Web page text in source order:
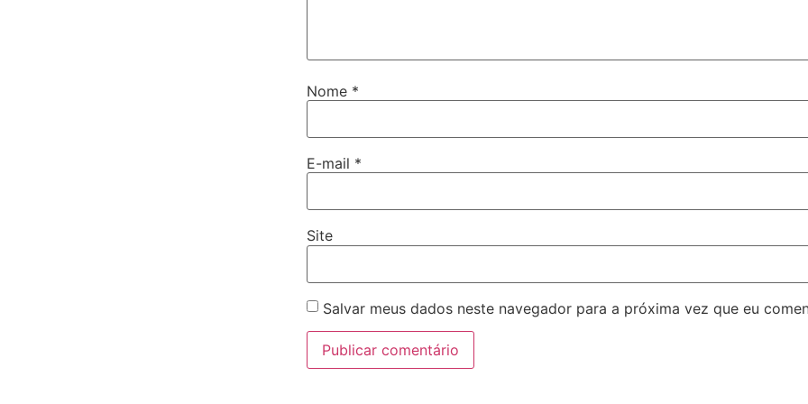
Nome *
E-mail *
Site
Salvar meus dados neste navegador para a próxima vez que eu